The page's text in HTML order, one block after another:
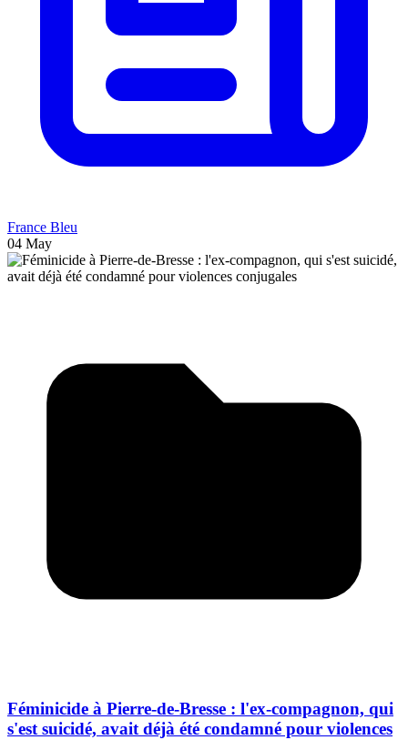
France Bleu
04 May
Féminicide à Pierre-de-Bresse : l'ex-compagnon, qui
s'est suicidé, avait déjà été condamné pour violences